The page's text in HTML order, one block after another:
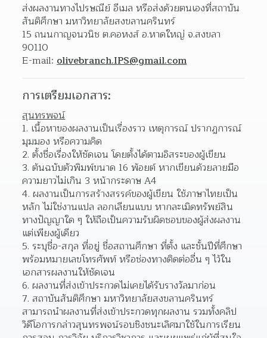
ส่งผลงานทางไปรษณีย์ อีเมล หรือส่งด้วยตนเองที่สถาบัน
สันติศึกษา มหาวิทยาลัยสงขลานครินทร์
15 ถนนกาญจนวนิช ต.คอหงส์ อ.หาดใหญ่ จ.สงขลา
90110
E-mail: olivebranch.IPS@gmail.com
การเตรียมเอกสาร:
สุนทรพจน์
เนื้อหาของผลงานเป็นเรื่องราว เหตุการณ์ ปรากฏการณ์
มุมมอง หรือความคิด
ตั้งชื่อเรื่องให้ชัดเจน โดยตั้งได้ตามอิสระของผู้เขียน
ต้นฉบับตัวพิมพ์ขนาด 16 พ้อยต์ หากเขียนด้วยลายมือ
ความยาวไม่เกิน 3 หน้ากระดาษ A4
ผลงานเป็นการสร้างสรรค์ของผู้เขียน ใช้ภาษาไทยเป็น
หลัก ไม่ใช่งานแปล ลอกเลียนแบบ หากละเมิดทรัพย์สิน
ทางปัญญาใด ๆ ให้ถือเป็นความรับผิดชอบของผู้ส่งผลงาน
แต่เพียงผู้เดียว
ระบุชื่อ-สกุล ที่อยู่ ชื่อสถานศึกษา ที่ตั้ง และชั้นปีที่ศึกษา
พร้อมหมายเลขโทรศัพท์ หรือช่องทางติดต่ออื่น ๆ ไว้ใน
เอกสารผลงานให้ชัดเจน
ผลงานที่ส่งเข้าประกวดไม่เคยได้รับรางวัลมาก่อน
สถาบันสันติศึกษา มหาวิทยาลัยสงขลานครินทร์
สามารถนำผลงานที่ส่งเข้าประกวดทุกผลงาน รวมทั้งคลิป
วิดีโอการกล่าวสุนทรพจน์รอบชิงชนะเลิศมาใช้ในการเรียน